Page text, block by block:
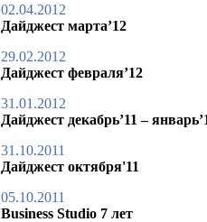
02.04.2012
Дайджест марта’12
29.02.2012
Дайджест февраля’12
31.01.2012
Дайджест декабрь’11 –
31.10.2011
Дайджест октября'11
05.10.2011
Business Studio 7 лет